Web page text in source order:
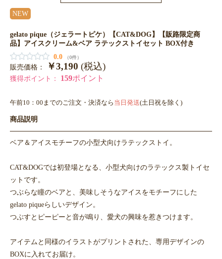
NEW
gelato pique（ジェラートピケ）【CAT&DOG】【販路限定商
品】アイスクリーム&ベア ラテックストイセット BOX付き
0.0
（0件）
販売価格： ￥3,190 (税込)
獲得ポイント： 159ポイント
午前10：00までのご注文・決済なら 当日発送(土日祝を除く)
商品説明
ベア＆アイスモチーフの小型犬向けラテックストイ。
CAT&DOGでは初登場となる、小型犬向けのラテックス製トイセ
ットです。
つぶらな瞳のベアと、美味しそうなアイスをモチーフにした
gelato piqueらしいデザイン。
つぶすとピーピーと音が鳴り、愛犬の興味を惹きつけます。
アイテムと同様のイラストがプリントされた、専用デザインの
BOXに入れてお届け。